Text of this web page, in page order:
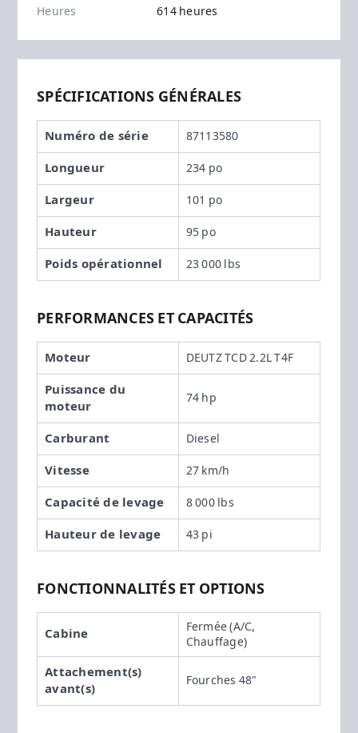
Heures
614 heures
SPÉCIFICATIONS GÉNÉRALES
Numéro de série 87113580
Longueur 234 po
Largeur 101 po
Hauteur 95 po
Poids opérationnel 23 000 lbs
PERFORMANCES ET CAPACITÉS
Moteur DEUTZ TCD 2.2L T4F
Puissance du
moteur
74 hp
Carburant Diesel
Vitesse 27 km/h
Capacité de levage 8 000 lbs
Hauteur de levage 43 pi
FONCTIONNALITÉS ET OPTIONS
Cabine
Fermée (A/C,
Chauffage)
Attachement(s)
avant(s)
Fourches 48"